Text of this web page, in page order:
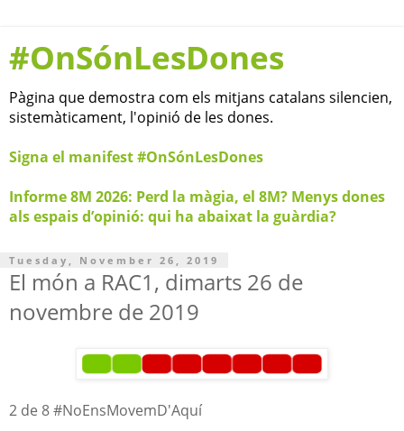
#OnSónLesDones
Pàgina que demostra com els mitjans catalans silencien,
sistemàticament, l'opinió de les dones.
Signa el manifest #OnSónLesDones
Informe 8M 2026: Perd la màgia, el 8M? Menys dones
als espais d’opinió: qui ha abaixat la guàrdia?
Tuesday, November 26, 2019
El món a RAC1, dimarts 26 de
novembre de 2019
2 de 8 #NoEnsMovemD'Aquí